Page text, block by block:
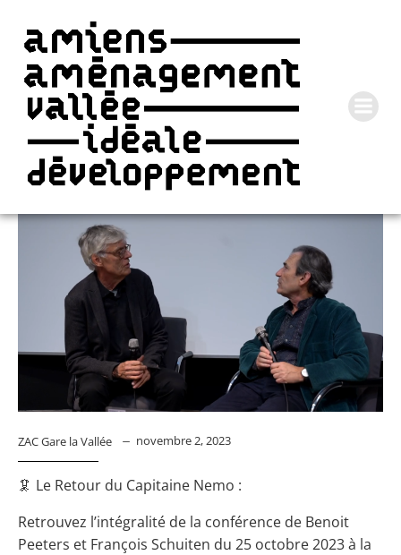
ZAC Gare la Vallée novembre 2, 2023
🦑 Le Retour du Capitaine Nemo :
Retrouvez l’intégralité de la conférence de Benoit
Peeters et François Schuiten du 25 octobre 2023 à la